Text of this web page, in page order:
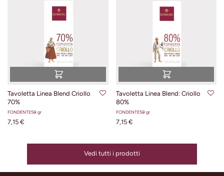
Tavoletta Linea Blend Criollo
70%
FONDENTE50 gr
7,15 €
Tavoletta Linea Blend: Criollo
80%
FONDENTE50 gr
7,15 €
Vedi tutti i prodotti